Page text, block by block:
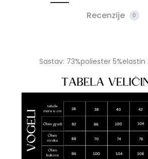
Recenzije 0
Sastav: 73%poliester 5%elastin